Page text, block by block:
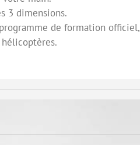
3 dimensions.
de formation officiel,